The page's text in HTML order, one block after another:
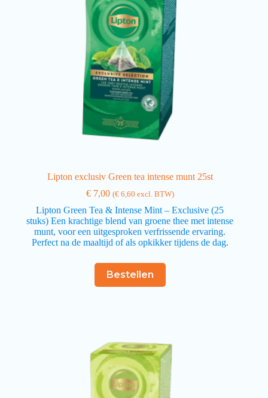
Lipton exclusiv Green tea intense munt 25st
€7,00 (€6,60 excl. BTW)
Lipton Green Tea & Intense Mint – Exclusive (25
stuks) Een krachtige blend van groene thee met intense
munt, voor een uitgesproken verfrissende ervaring.
Perfect na de maaltijd of als opkikker tijdens de dag.
Bestellen